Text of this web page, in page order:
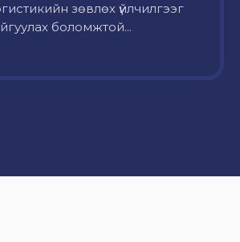
зөвлөх үйлчилгээг
боломжтой...